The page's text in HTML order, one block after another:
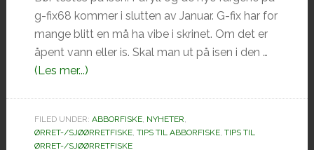
g-fix68 kommer i slutten av Januar. G-fix har for
mange blitt en må ha vibe i skrinet. Om det er
åpent vann eller is. Skal man ut på isen i den …
(Les mer...)omNye
g-
fix68
FILED UNDER: ABBORFISKE, NYHETER,
ØRRET-/SJØØRRETFISKE, TIPS TIL ABBORFISKE, TIPS TIL
ØRRET-/SJØØRRETFISKE